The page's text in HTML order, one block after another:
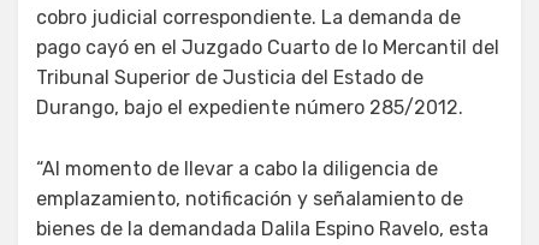
cobro judicial correspondiente. La demanda de
pago cayó en el Juzgado Cuarto de lo Mercantil del
Tribunal Superior de Justicia del Estado de
Durango, bajo el expediente número 285/2012.
“Al momento de llevar a cabo la diligencia de
emplazamiento, notificación y señalamiento de
bienes de la demandada Dalila Espino Ravelo, esta